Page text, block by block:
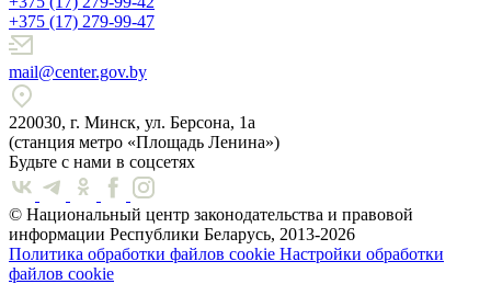
+375 (17) 279-99-47
mail@center.gov.by
220030, г. Минск, ул. Берсона, 1а
(станция метро «Площадь Ленина»)
Будьте с нами в соцсетях
© Национальный центр законодательства и правовой
информации Республики Беларусь, 2013-2026
Политика обработки файлов cookie Настройки обработки
файлов cookie